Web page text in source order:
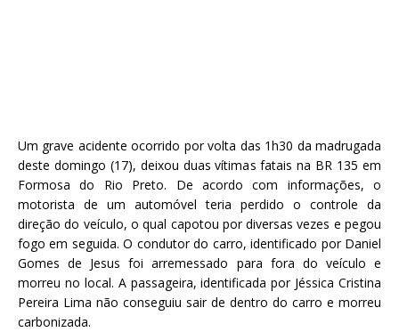
Um grave acidente ocorrido por volta das 1h30 da madrugada
deste domingo (17), deixou duas vítimas fatais na BR 135 em
Formosa do Rio Preto. De acordo com informações, o
motorista de um automóvel teria perdido o controle da
direção do veículo, o qual capotou por diversas vezes e pegou
fogo em seguida. O condutor do carro, identificado por Daniel
Gomes de Jesus foi arremessado para fora do veículo e
morreu no local. A passageira, identificada por Jéssica Cristina
Pereira Lima não conseguiu sair de dentro do carro e morreu
carbonizada.